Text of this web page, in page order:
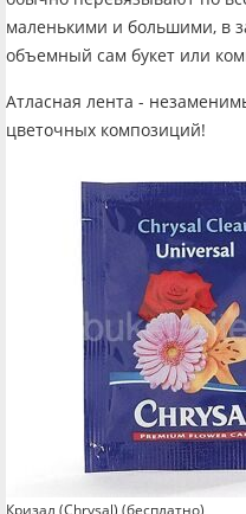
маленькими и большими, в
объемный сам букет или
Атласная лента -
цветочных композиций!
Кризал (Chrysal) (бесплатно)